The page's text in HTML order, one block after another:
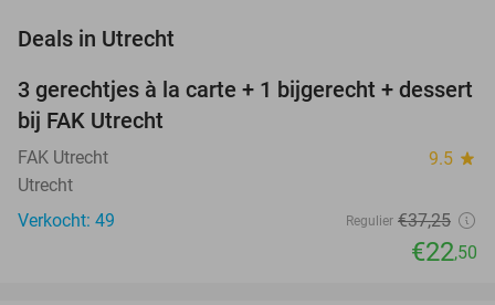
Deals in Utrecht
40%
3 gerechtjes à la carte + 1 bijgerecht + dessert
bij FAK Utrecht
FAK Utrecht 9.5 star
Utrecht
Verkocht: 49
Regulier €37,25
€22,50